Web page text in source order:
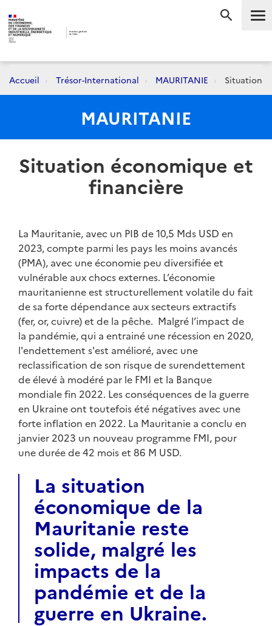
Accueil Trésor-International MAURITANIE Situation
MAURITANIE
Situation économique et
financière
La Mauritanie, avec un PIB de 10,5 Mds USD en
2023, compte parmi les pays les moins avancés
(PMA), avec une économie peu diversifiée et
vulnérable aux chocs externes. L’économie
mauritanienne est structurellement volatile du fait
de sa forte dépendance aux secteurs extractifs
(fer, or, cuivre) et de la pêche. Malgré l’impact de
la pandémie, qui a entrainé une récession en 2020,
l'endettement s'est amélioré, avec une
reclassification de son risque de surendettement
de élevé à modéré par le FMI et la Banque
mondiale fin 2022. Les conséquences de la guerre
en Ukraine ont toutefois été négatives avec une
forte inflation en 2022. La Mauritanie a conclu en
janvier 2023 un nouveau programme FMI, pour
une durée de 42 mois et 86 M USD.
La situation
économique de la
Mauritanie reste
solide, malgré les
impacts de la
pandémie et de la
guerre en Ukraine.